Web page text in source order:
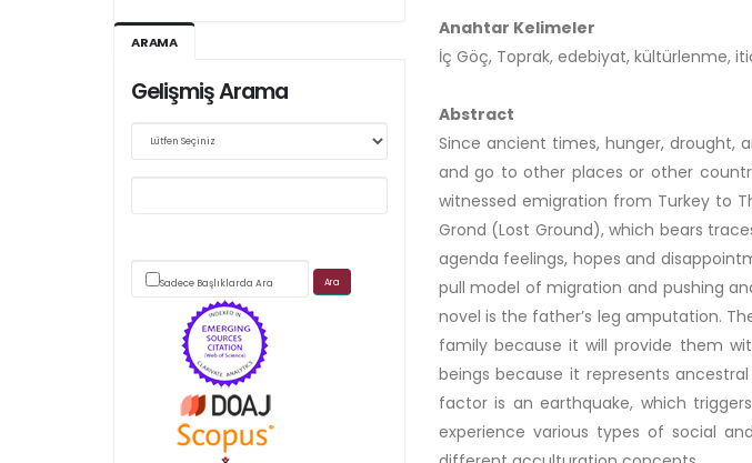
Kasım 2026/IV - 128
Web sitemizde yapılan güncellemeler nedeniyle
üzerinden yürütülmektedir.
Scimago's grade
ARAMA
Gelişmiş Arama
Sadece Başlıklarda Ara
Anahtar Kelimeler
İç Göç, Toprak, edebiyat, kültürlenme,
Abstract
Since ancient times, hunger, drought,
and go to other places or other
witnessed emigration from Turkey to
Grond (Lost Ground), which bears
agenda feelings, hopes and
pull model of migration and pushing
novel is the father’s leg amputation.
family because it will provide them
beings because it represents
factor is an earthquake, which
experience various types of social